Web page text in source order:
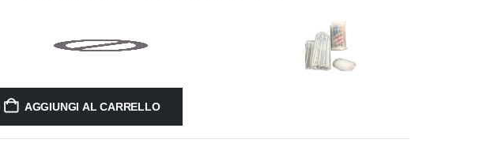
AGGIUNGI AL CARRELLO